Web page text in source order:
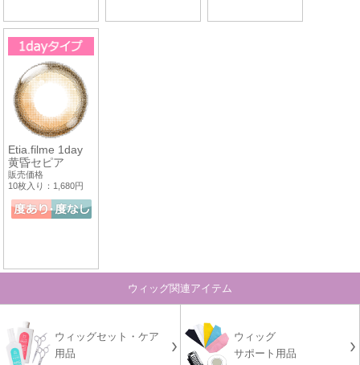
Etia.filme 1day
黄昏セピア
販売価格
10枚入り：1,680円
ウィッグ関連アイテム
ウィッグセット・ケア
用品
ウィッグ
サポート用品